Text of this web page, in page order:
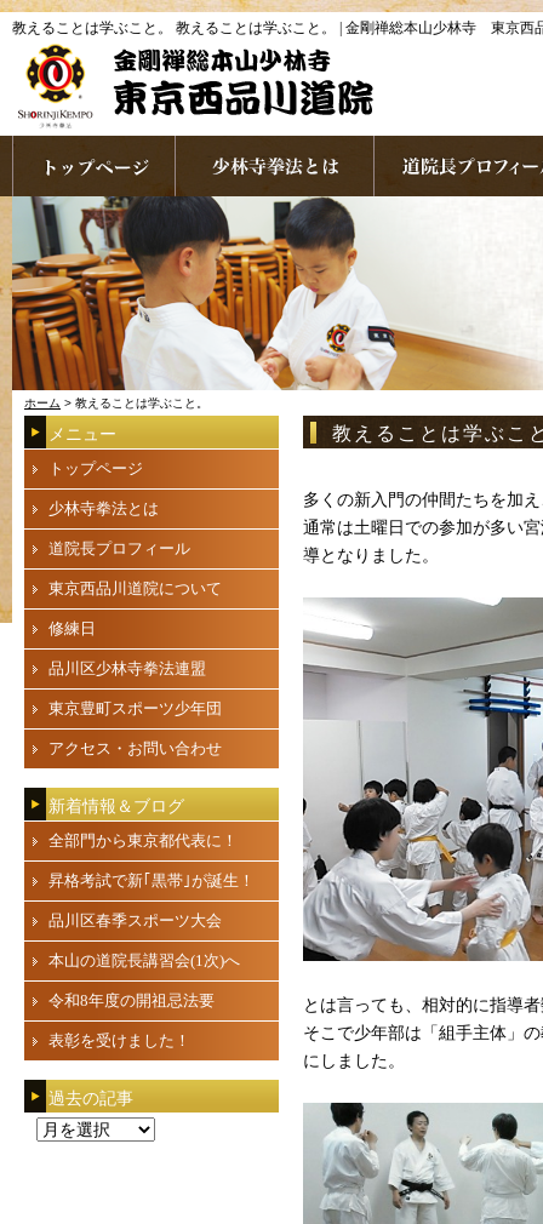
教えることは学ぶこと。 教えることは学ぶこと。 | 金剛禅総本山少林寺 東京西
ホーム > 教えることは学ぶこと。
教えることは学ぶこ
多くの新入門の仲間たちを加
通常は土曜日での参加が多い
導となりました。
とは言っても、相対的に指導
そこで少年部は「組手主体」
にしました。
メニュー
トップページ
少林寺拳法とは
道院長プロフィール
東京西品川道院について
修練日
品川区少林寺拳法連盟
東京豊町スポーツ少年団
アクセス・お問い合わせ
新着情報＆ブログ
全部門から東京都代表に！
昇格考試で新｢黒帯｣が誕生！
品川区春季スポーツ大会
本山の道院長講習会(1次)へ
令和8年度の開祖忌法要
表彰を受けました！
過去の記事